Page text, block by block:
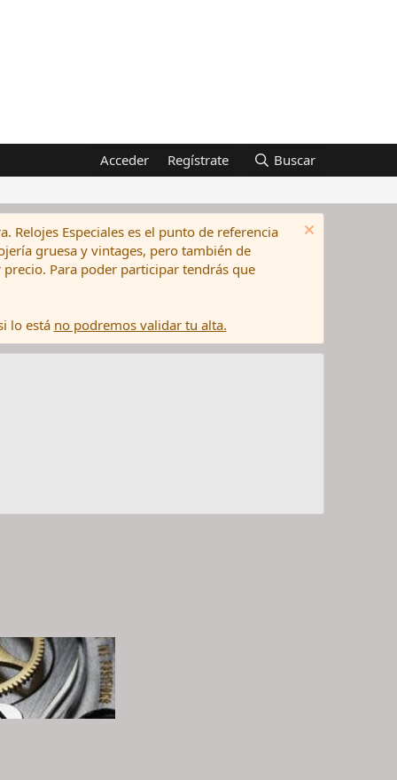
Acceder Regístrate Buscar
Relojes Especiales es el punto de referencia
gruesa y vintages, pero también de
Para poder participar tendrás que
lo está no podremos validar tu alta.